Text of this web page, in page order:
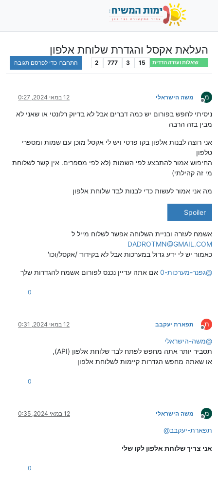
העלאת אקסל והגדרת שלוחת אלפון
שאלות ועזרה הדדית 15
3
777
2 התחברו כדי לפרסם תגובה
מ
מנותק
משה הישראלי 12 במאי 2024, 0:27
ניסיתי לחפש בפורום יש כמה דברים אבל לא בדיוק רלונטי או שאני לא
מבין בזה הרבה
אני רוצה לבנות אלפון בקו פרטי ויש לי אקסל מוכן עם שמות ומספרי
טלפון
החיפוש אמור להתבצע לפי השמות (לא לפי מספרים. אין קשר לשלוחת
מי זה קהילתי)
מה אני אמור לעשות כדי לבנות לבד שלוחת אלפון
Spoiler
אשמח לעזרה ובניית השלוחה אפשר לשלוח מייל ל
DADROTMN@GMAIL.COM
כאמור יש לי ידע גדול במערכות אבל לא בקידוד /אקסל/וכו'
@גפנר-מערכות-0 אם אתה עדיין נכנס לפורום אשמח להגדרות שלך
0
ת
מנותק
תפארת יעקבב 12 במאי 2024, 0:31
@משה-הישראלי
תסביר יותר אתה מחפש לפתח לבד שלוחת אלפון (API),
או שאתה מחפש הגדרות קיימות לשלוחת אלפון
0
מ
מנותק
משה הישראלי 12 במאי 2024, 0:35
@תפארת-יעקבב
אני צריך שלוחת אלפון לקו שלי
0